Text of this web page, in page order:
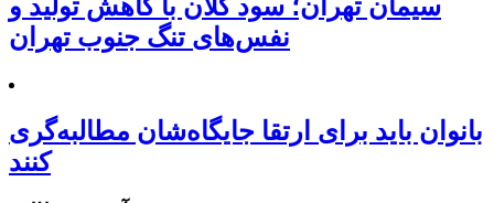
سیمان تهران؛ سود کلان با کاهش تولید و
نفس‌های تنگ جنوب تهران
بانوان باید برای ارتقا جایگاه‌شان مطالبه‌گری
کنند